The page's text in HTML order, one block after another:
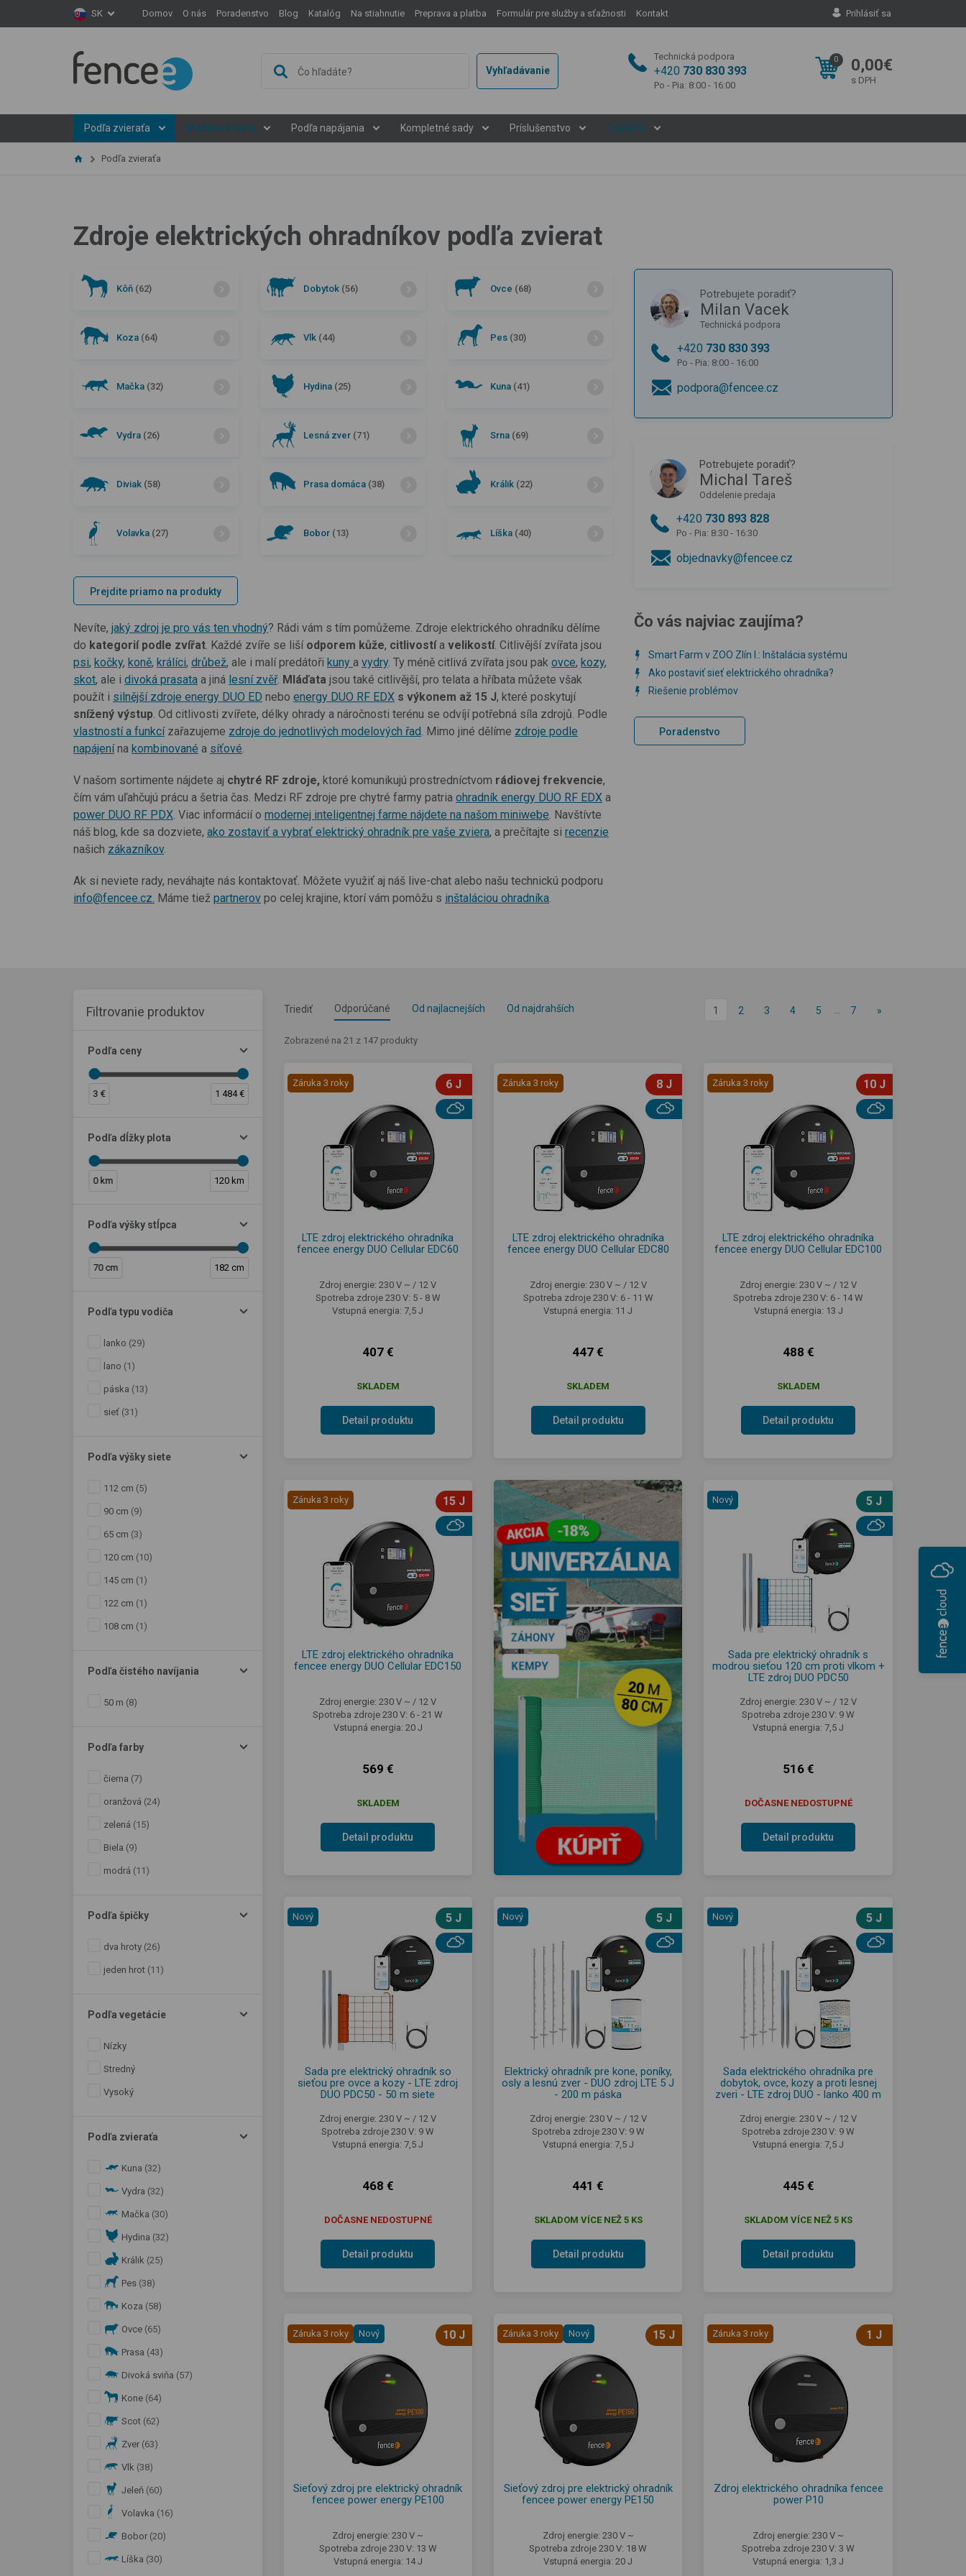
SK Domov O nás Poradenstvo Blog Katalóg Na stiahnutie Preprava a platba Formulár pre služby a sťažnosti Kontakt Prihlásiť sa
Vyhľadávanie
Technická podpora
+420 730 830 393
Po - Pia: 8:00 - 16:00
0 0,00€
s DPH
Podľa zvieraťa Modelová séria Podľa napájania Kompletné sady Príslušenstvo EquiGPS
Podľa zvieraťa
Zdroje elektrických ohradníkov podľa zvierat
Kôň (62) Dobytok (56) Ovce (68)
Koza (64) Vlk (44) Pes (30)
Mačka (32) Hydina (25) Kuna (41)
Vydra (26) Lesná zver (71) Srna (69)
Diviak (58) Prasa domáca (38) Králik (22)
Volavka (27) Bobor (13) Líška (40)
Prejdite priamo na produkty
Nevíte, jaký zdroj je pro vás ten vhodný? Rádi vám s tím pomůžeme. Zdroje elektrického ohradníku dělíme
do kategorií podle zvířat . Každé zvíře se liší odporem kůže, citlivostía velikostí. Citlivější zvířata jsou
psi, kočky, koně, králíci, drůbež, ale i malí predátoři kuny a vydry. Ty méně citlivá zvířata jsou pak ovce, kozy,
skot, ale i divoká prasata a jiná lesní zvěř. Mláďata jsou také citlivější, pro telata a hříbata můžete však
použít i silnější zdroje energy DUO ED nebo energy DUO RF EDX s výkonem až 15 J, které poskytují
snížený výstup . Od citlivosti zvířete, délky ohrady a náročnosti terénu se odvíjí potřebná síla zdrojů. Podle
vlastností a funkcízařazujeme zdroje do jednotlivých modelových řad . Mimo jiné dělíme zdroje podle
napájenína kombinované a síťové
V našom sortimente nájdete aj chytré RF zdroje, ktoré komunikujú prostredníctvom rádiovej frekvencie,
čím vám uľahčujú prácu a šetria čas. Medzi RF zdroje pre chytré farmy patria ohradník energy DUO RF EDX a
power DUO RF PDX . Viac informácií o modernej inteligentnej farme nájdete na našom miniwebe . Navštívte
náš blog, kde sa dozviete, ako zostaviť a vybrať elektrický ohradník pre vaše zviera, a prečítajte si recenzie
našich zákazníkov.
Ak si neviete rady, neváhajte nás kontaktovať. Môžete využiť aj náš live-chat alebo našu technickú podporu
info@fencee.cz. Máme tiež partnerov po celej krajine, ktorí vám pomôžu s inštaláciou ohradníka
Potrebujete poradiť?
Milan Vacek
Technická podpora
+420 730 830 393
Po - Pia: 8:00 - 16:00
podpora@fencee.cz
Potrebujete poradiť?
Michal Tareš
Oddelenie predaja
+420 730 893 828
Po - Pia: 8:30 - 16:30
objednavky@fencee.cz
Čo vás najviac zaujíma?
Smart Farm v ZOO Zlín I.: Inštalácia systému
Ako postaviť sieť elektrického ohradníka?
Riešenie problémov
Poradenstvo
Filtrovanie produktov
Podľa ceny
3 € 1 484 €
Podľa dĺžky plota
0 km 120 km
Podľa výšky stĺpca
70 cm 182 cm
Podľa typu vodiča
lanko (29)
lano (1)
páska (13)
sieť (31)
Podľa výšky siete
112 cm (5)
90 cm (9)
65 cm (3)
120 cm (10)
145 cm (1)
122 cm (1)
108 cm (1)
Podľa čistého navíjania
50 m (8)
Podľa farby
čierna (7)
oranžová (24)
zelená (15)
Biela (9)
modrá (11)
Podľa špičky
dva hroty (26)
jeden hrot (11)
Podľa vegetácie
Nízky
Stredný
Vysoký
Podľa zvieraťa
Kuna (32)
Vydra (32)
Mačka (30)
Hydina (32)
Králik (25)
Pes (38)
Koza (58)
Ovce (65)
Prasa (43)
Divoká sviňa (57)
Kone (64)
Scot (62)
Zver (63)
Vlk (38)
Jeleň (60)
Volavka (16)
Bobor (20)
Líška (30)
Triediť Odporúčané Od najlacnejších Od najdrahších 1 2 3 4 5 7 »
Zobrazené na 21 z 147 produkty
Záruka 3 roky 6 J
LTE zdroj elektrického ohradníka
fencee energy DUO Cellular EDC60
Zdroj energie: 230 V ~ / 12 V
Spotreba zdroje 230 V: 5 - 8 W
Vstupná energia: 7,5 J
407 €
SKLADEM
Detail produktu
Záruka 3 roky 8 J
LTE zdroj elektrického ohradníka
fencee energy DUO Cellular EDC80
Zdroj energie: 230 V ~ / 12 V
Spotreba zdroje 230 V: 6 - 11 W
Vstupná energia: 11 J
447 €
SKLADEM
Detail produktu
Záruka 3 roky 10 J
LTE zdroj elektrického ohradníka
fencee energy DUO Cellular EDC100
Zdroj energie: 230 V ~ / 12 V
Spotreba zdroje 230 V: 6 - 14 W
Vstupná energia: 13 J
488 €
SKLADEM
Detail produktu
Záruka 3 roky 15 J
LTE zdroj elektrického ohradníka
fencee energy DUO Cellular EDC150
Zdroj energie: 230 V ~ / 12 V
Spotreba zdroje 230 V: 6 - 21 W
Vstupná energia: 20 J
569 €
SKLADEM
Detail produktu
Nový 5 J
Sada pre elektrický ohradník s
modrou sieťou 120 cm proti vlkom +
LTE zdroj DUO PDC50
Zdroj energie: 230 V ~ / 12 V
Spotreba zdroje 230 V: 9 W
Vstupná energia: 7,5 J
516 €
DOČASNE NEDOSTUPNÉ
Detail produktu
Nový 5 J
Sada pre elektrický ohradník so
sieťou pre ovce a kozy - LTE zdroj
DUO PDC50 - 50 m siete
Zdroj energie: 230 V ~ / 12 V
Spotreba zdroje 230 V: 9 W
Vstupná energia: 7,5 J
468 €
DOČASNE NEDOSTUPNÉ
Detail produktu
Nový 5 J
Elektrický ohradník pre kone, poníky,
osly a lesnú zver - DUO zdroj LTE 5 J
- 200 m páska
Zdroj energie: 230 V ~ / 12 V
Spotreba zdroje 230 V: 9 W
Vstupná energia: 7,5 J
441 €
SKLADOM VÍCE NEŽ 5 KS
Detail produktu
Nový 5 J
Sada elektrického ohradníka pre
dobytok, ovce, kozy a proti lesnej
zveri - LTE zdroj DUO - lanko 400 m
Zdroj energie: 230 V ~ / 12 V
Spotreba zdroje 230 V: 9 W
Vstupná energia: 7,5 J
445 €
SKLADOM VÍCE NEŽ 5 KS
Detail produktu
Záruka 3 roky Nový 10 J
Sieťový zdroj pre elektrický ohradník
fencee power energy PE100
Zdroj energie: 230 V ~
Spotreba zdroje 230 V: 13 W
Vstupná energia: 14 J
Záruka 3 roky Nový 15 J
Sieťový zdroj pre elektrický ohradník
fencee power energy PE150
Zdroj energie: 230 V ~
Spotreba zdroje 230 V: 18 W
Vstupná energia: 20 J
Záruka 3 roky 1 J
Zdroj elektrického ohradníka fencee
power P10
Zdroj energie: 230 V ~
Spotreba zdroje 230 V: 3 W
Vstupná energia: 1,3 J